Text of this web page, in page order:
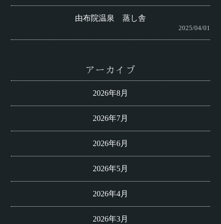
由布院温泉 蒸し舎
2025/04/01
アーカイブ
2026年8月
2026年7月
2026年6月
2026年5月
2026年4月
2026年3月